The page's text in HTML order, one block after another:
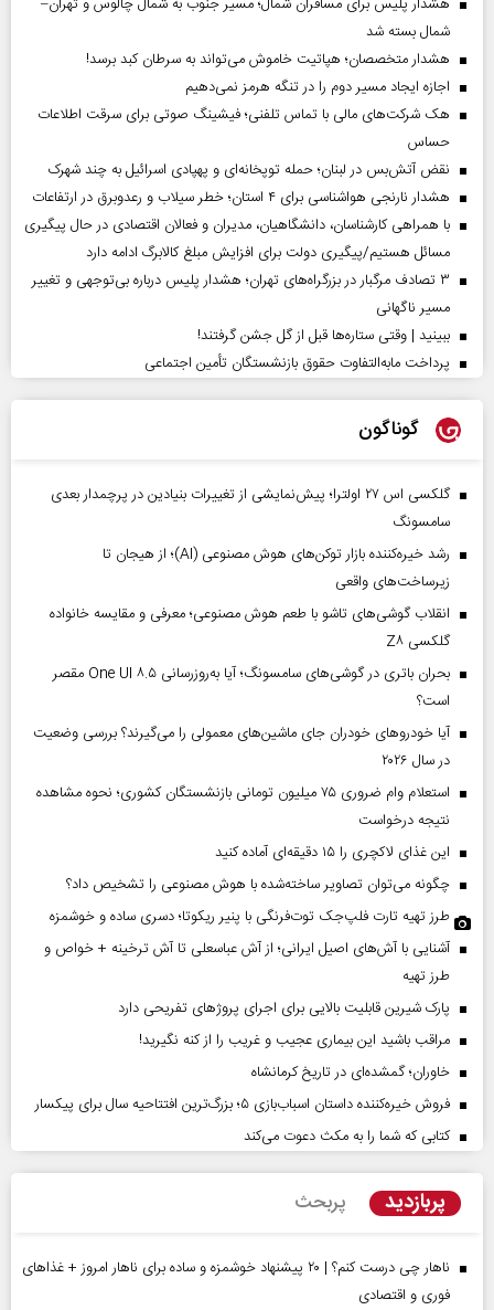
شمال بسته شد
هشدار متخصصان؛ هپاتیت خاموش می‌تواند به سرطان کبد برسد!
اجازه ایجاد مسیر دوم را در تنگه هرمز نمی‌دهیم
هک شرکت‌های مالی با تماس تلفنی؛ فیشینگ صوتی برای سرقت اطلاعات
حساس
نقض آتش‌بس در لبنان؛ حمله توپخانه‌ای و پهپادی اسرائیل به چند شهرک
هشدار نارنجی هواشناسی برای ۴ استان؛ خطر سیلاب و رعدوبرق در ارتفاعات
با همراهی کارشناسان، دانشگاهیان، مدیران و فعالان اقتصادی در حال پیگیری
مسائل هستیم/پیگیری دولت برای افزایش مبلغ کالابرگ ادامه دارد
۳ تصادف مرگبار در بزرگراه‌های تهران؛ هشدار پلیس درباره بی‌توجهی و تغییر
مسیر ناگهانی
ببینید | وقتی ستاره‌ها قبل از گل جشن گرفتند!
پرداخت مابه‌التفاوت حقوق بازنشستگان تأمین اجتماعی
گوناگون
گلکسی اس ۲۷ اولترا؛ پیش‌نمایشی از تغییرات بنیادین در پرچمدار بعدی
سامسونگ
رشد خیره‌کننده بازار توکن‌های هوش مصنوعی (AI)؛ از هیجان تا
زیرساخت‌های واقعی
انقلاب گوشی‌های تاشو‌ با طعم هوش مصنوعی؛ معرفی و مقایسه خانواده
گلکسی Z۸
بحران باتری در گوشی‌های سامسونگ؛ آیا به‌روزرسانی One UI ۸.۵ مقصر
است؟
آیا خودروهای خودران جای ماشین‌های معمولی را می‌گیرند؟ بررسی وضعیت
در سال ۲۰۲۶
استعلام وام ضروری ۷۵ میلیون تومانی بازنشستگان کشوری؛ نحوه مشاهده
نتیجه درخواست
این غذای لاکچری را ۱۵ دقیقه‌ای آماده کنید
چگونه می‌توان تصاویر ساخته‌شده با هوش مصنوعی را تشخیص داد؟
طرز تهیه تارت فلپ‌جک توت‌فرنگی با پنیر ریکوتا؛ دسری ساده و خوشمزه
آشنایی با آش‌های اصیل ایرانی؛ از آش عباسعلی تا آش ترخینه + خواص و
طرز تهیه
پارک شیرین قابلیت‌ بالایی برای اجرای پروژهای تفریحی دارد
مراقب باشید این بیماری عجیب و غریب را از کنه نگیرید!
خاوران؛ گمشده‌ای در تاریخ کرمانشاه
فروش خیره‌کننده داستان اسباب‌بازی ۵؛ بزرگ‌ترین افتتاحیه سال برای پیکسار
کتابی که شما را به مکث دعوت می‌کند
پربازدید پربحث
ناهار چی درست کنم؟ | ۲۰ پیشنهاد خوشمزه و ساده برای ناهار امروز + غذاهای
فوری و اقتصادی